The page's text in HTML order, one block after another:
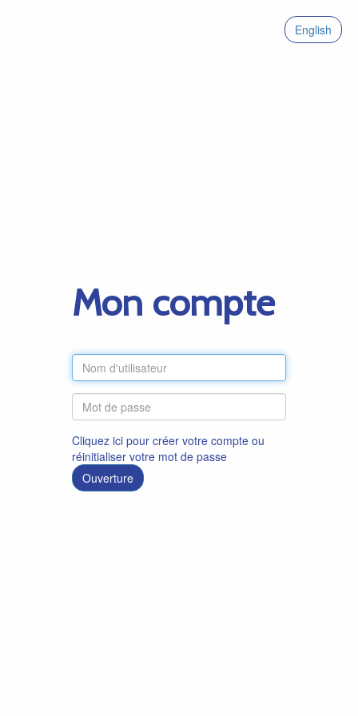
English
Mon compte
Cliquez ici pour créer votre compte ou
réinitialiser votre mot de passe